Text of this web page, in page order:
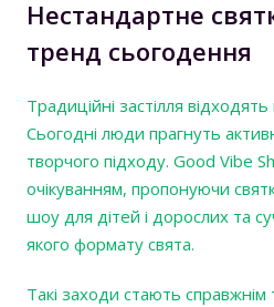
Нестандартне
тренд сьогодення
Традиційні застілля
Сьогодні люди прагнуть
творчого підходу. Good Vibe
очікуванням, пропонуючи
шоу для дітей і дорослих та
якого формату свята.
Такі заходи стають